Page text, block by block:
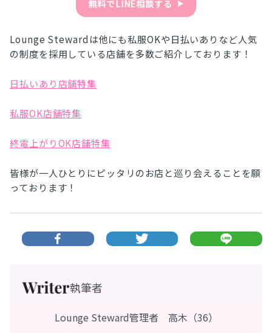
無料でLINE相談する ▶︎
Lounge Stewardは他にも私服OKや日払いありなど人気
の制度を採用している店舗を多数ご紹介しております！
日払いあり店舗特集
私服OK店舗特集
終電上がりOK店舗特集
皆様が一人ひとりにピッタリのお店と巡り会えることを願
っております！
執筆者
Lounge Steward管理者 高木（36）